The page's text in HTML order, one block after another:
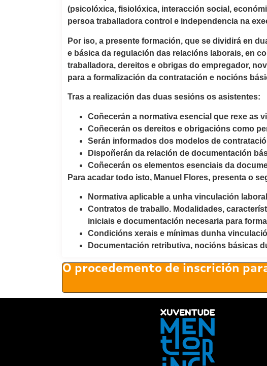
(psicolóxica, fisiolóxica, interacción social,
persoa traballadora control e independencia na
Por iso, a presente formación, que se dividirá en
e básica da regulación das relacións laborais, en
traballadora, dereitos e obrigas do empregador,
para a formalización da contratación e nocións
Tras a realización das duas sesións os asistentes:
Coñecerán a normativa esencial que rexe as
Coñecerán os dereitos e obrigacións como
Serán informados dos modelos de
Dispoñerán da relación de documentación
Coñecerán os elementos esenciais da
Para acadar todo isto, Manuel Flores, presenta o
Normativa aplicable a unha vinculación
Contratos de traballo. Modalidades,
iniciais e documentación necesaria para
Condicións xerais e mínimas dunha
Documentación retributiva, nocións básicas
O procedemento de inscrición